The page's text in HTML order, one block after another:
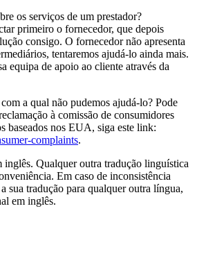
os serviços de um prestador?
primeiro o fornecedor, que depois
consigo. O fornecedor não apresenta
tentaremos ajudá-lo ainda mais.
equipa de apoio ao cliente através da
a qual não pudemos ajudá-lo? Pode
à comissão de consumidores
baseados nos EUA, siga este link:
complaints.
inglês. Qualquer outra tradução linguística
Em caso de inconsistência
sua tradução para qualquer outra língua,
em inglês.